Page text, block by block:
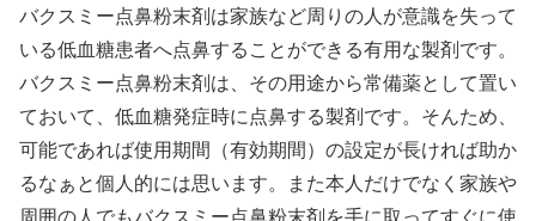
バクスミー点鼻粉末剤は家族など周りの人が意識を失って
いる低血糖患者へ点鼻することができる有用な製剤です。
バクスミー点鼻粉末剤は、その用途から常備薬として置い
ておいて、低血糖発症時に点鼻する製剤です。そんため、
可能であれば使用期間（有効期間）の設定が長ければ助か
るなぁと個人的には思います。また本人だけでなく家族や